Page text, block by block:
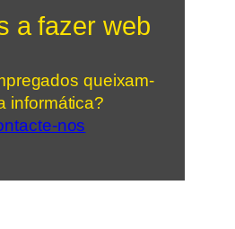
a fazer web
queixam-
informática?
nos